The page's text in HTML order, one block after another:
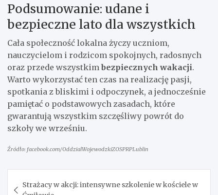
Podsumowanie: udane i
bezpieczne lato dla wszystkich
Cała społeczność lokalna życzy uczniom,
nauczycielom i rodzicom spokojnych, radosnych
oraz przede wszystkim bezpiecznych wakacji.
Warto wykorzystać ten czas na realizację pasji,
spotkania z bliskimi i odpoczynek, a jednocześnie
pamiętać o podstawowych zasadach, które
gwarantują wszystkim szczęśliwy powrót do
szkoły we wrześniu.
Źródło: facebook.com/OddzialWojewodzkiZOSPRPLublin
Strażacy w akcji: intensywne szkolenie w kościele w